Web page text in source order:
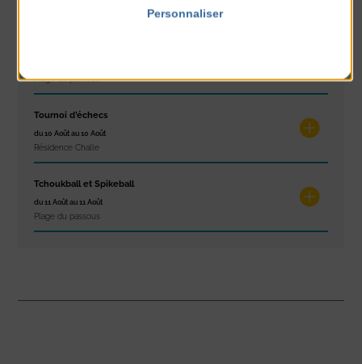
Plage du passous
Tournoi d’échecs
du 10 Août au 10 Août
Résidence Challe
Tchoukball et Spikeball
du 11 Août au 11 Août
Plage du passous
Personnaliser